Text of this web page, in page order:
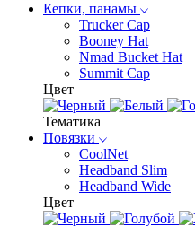
Кепки, панамы
Trucker Cap
Booney Hat
Nmad Bucket Hat
Summit Cap
Цвет
Тематика
Повязки
CoolNet
Headband Slim
Headband Wide
Цвет